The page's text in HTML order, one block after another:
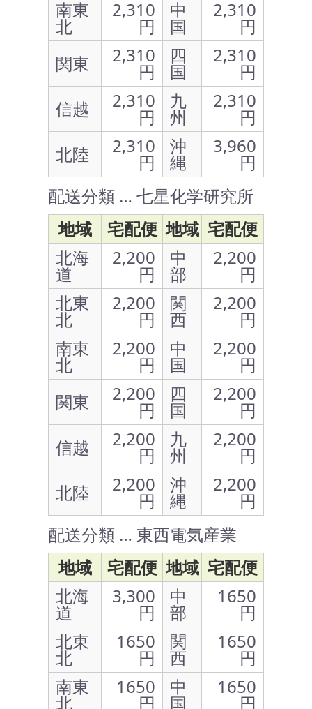
南東
北
2,310
円
中
国
2,310
円
関東
2,310
円
四
国
2,310
円
信越
2,310
円
九
州
2,310
円
北陸
2,310
円
沖
縄
3,960
円
配送分類 … 七星化学研究所
地域
宅配便 地域 宅配便
北海
道
2,200
円
中
部
2,200
円
北東
北
2,200
円
関
西
2,200
円
南東
北
2,200
円
中
国
2,200
円
関東
2,200
円
四
国
2,200
円
信越
2,200
円
九
州
2,200
円
北陸
2,200
円
沖
縄
2,200
円
配送分類 … 東西電気産業
地域
宅配便 地域 宅配便
北海
道
3,300
円
中
部
1650
円
北東
北
1650
円
関
西
1650
円
南東
北
1650
円
中
国
1650
円